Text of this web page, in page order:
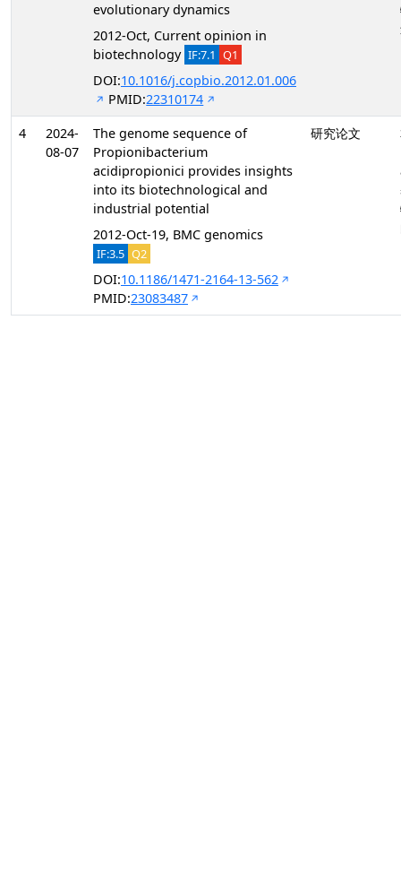
evolutionary dynamics
2012-Oct, Current opinion in
biotechnology IF:7.1 Q1
DOI:10.1016/j.copbio.2012.01.006
PMID:22310174
4
2024-
08-07
The genome sequence of
Propionibacterium
acidipropionici provides insights
into its biotechnological and
industrial potential
2012-Oct-19, BMC genomics
IF:3.5 Q2
DOI:10.1186/1471-2164-13-562
PMID:23083487
研究论文